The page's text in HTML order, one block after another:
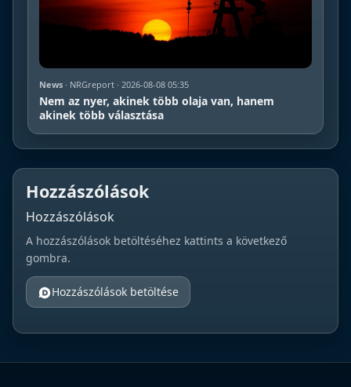
News · NRGreport · 2026-08-08 05:35
Nem az nyer, akinek több olaja van, hanem
akinek több választása
Hozzászólások
Hozzászólások
A hozzászólások betöltéséhez kattints a következő
gombra.
Hozzászólások betöltése